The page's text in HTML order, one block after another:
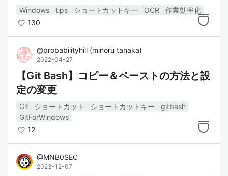
Windows tips ショートカットキー OCR
作業効率化
130
@probabilityhill (minoru tanaka)
2022-04-27
【Git Bash】コピー＆ペーストの方法と設
定の変更
Git ショートカット ショートカットキー
gitbash
GitForWindows
12
@MNB0SEC
2023-12-07